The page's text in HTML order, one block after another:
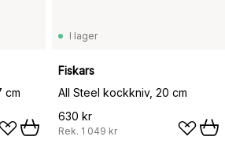
cm
I lager
Fiskars
All Steel kockkniv, 20 cm
630 kr
Rek. 1 049 kr